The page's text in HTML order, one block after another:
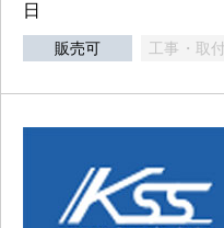
日
販売可 工事・取